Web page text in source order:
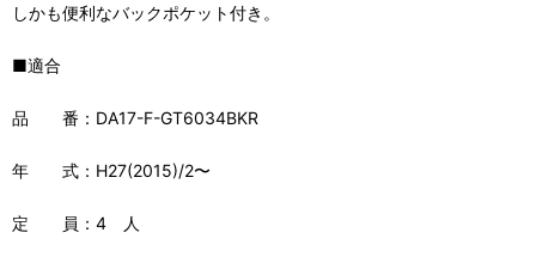
しかも便利なバックポケット付き。
■適合
品 番：DA17-F-GT6034BKR
年 式：H27(2015)/2〜
定 員：4 人